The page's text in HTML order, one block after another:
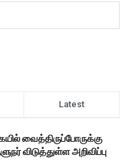
Latest
வைத்திருப்போருக்கு
விடுத்துள்ள அறிவிப்பு